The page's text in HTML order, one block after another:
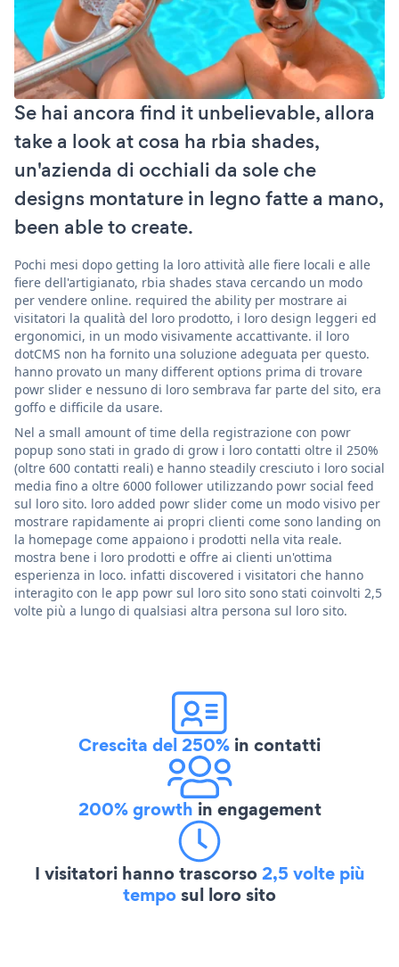
Se hai ancora find it unbelievable, allora
take a look at cosa ha rbia shades,
un'azienda di occhiali da sole che
designs montature in legno fatte a mano,
been able to create.
Pochi mesi dopo getting la loro attività alle fiere locali e alle
fiere dell'artigianato, rbia shades stava cercando un modo
per vendere online. required the ability per mostrare ai
visitatori la qualità del loro prodotto, i loro design leggeri ed
ergonomici, in un modo visivamente accattivante. il loro
dotCMS non ha fornito una soluzione adeguata per questo.
hanno provato un many different options prima di trovare
powr slider e nessuno di loro sembrava far parte del sito, era
goffo e difficile da usare.
Nel a small amount of time della registrazione con powr
popup sono stati in grado di grow i loro contatti oltre il 250%
(oltre 600 contatti reali) e hanno steadily cresciuto i loro social
media fino a oltre 6000 follower utilizzando powr social feed
sul loro sito. loro added powr slider come un modo visivo per
mostrare rapidamente ai propri clienti come sono landing on
la homepage come appaiono i prodotti nella vita reale.
mostra bene i loro prodotti e offre ai clienti un'ottima
esperienza in loco. infatti discovered i visitatori che hanno
interagito con le app powr sul loro sito sono stati coinvolti 2,5
volte più a lungo di qualsiasi altra persona sul loro sito.
Crescita del 250% in contatti
200% growth in engagement
I visitatori hanno trascorso2,5 volte più
temposul loro sito